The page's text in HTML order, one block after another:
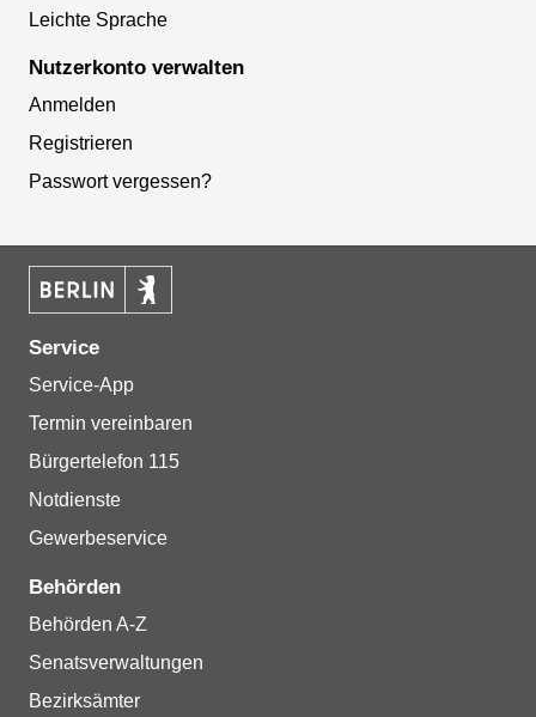
Leichte Sprache
Nutzerkonto verwalten
Anmelden
Registrieren
Passwort vergessen?
Service
Service-App
Termin vereinbaren
Bürgertelefon 115
Notdienste
Gewerbeservice
Behörden
Behörden A-Z
Senatsverwaltungen
Bezirksämter